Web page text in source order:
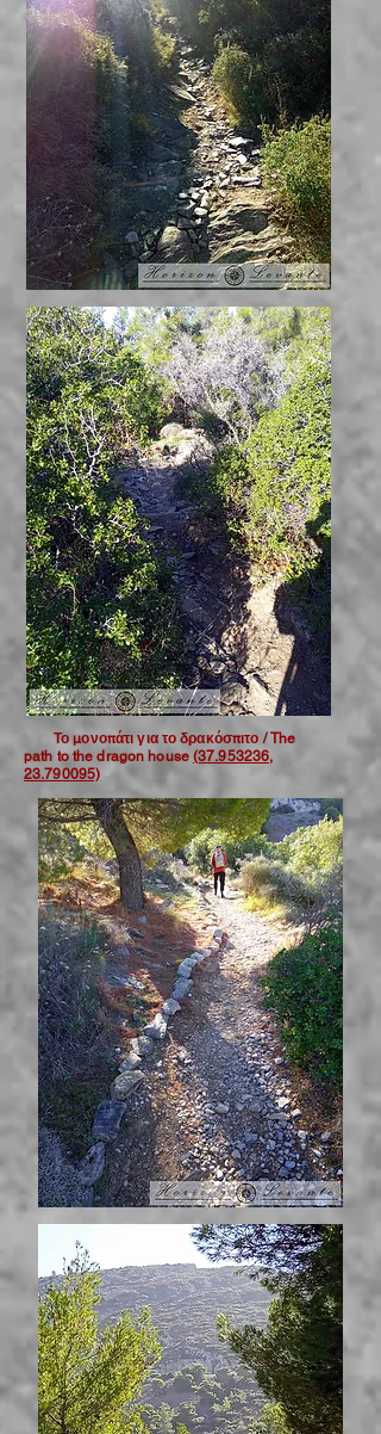
Το μονοπάτι για το δρακόσπιτο / The
path to the dragon house (37.953236,
23.790095)